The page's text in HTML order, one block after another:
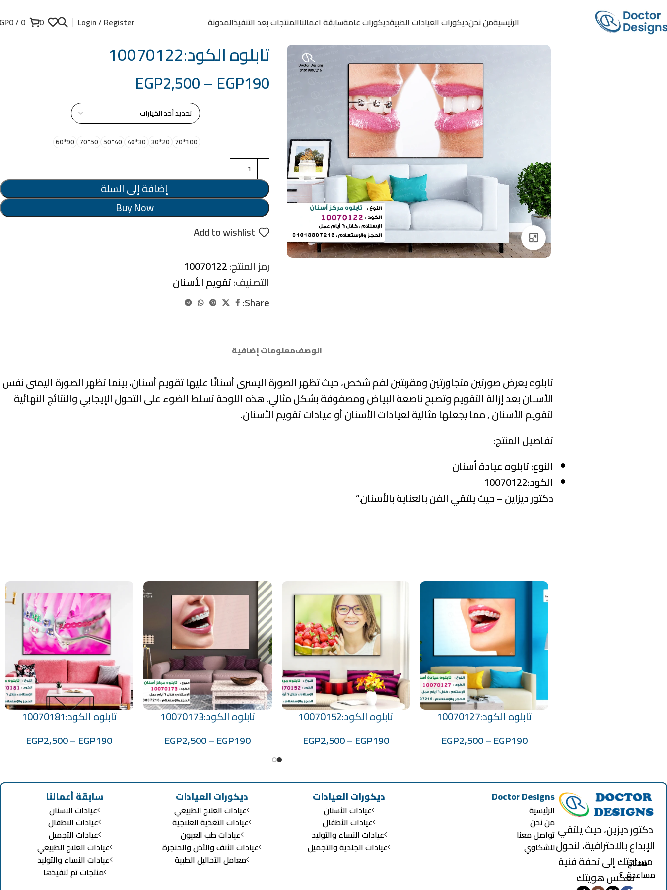
الرئيسيةمن نحنديكورات العيادات الطبيةديكورات عامةسابقة اعمالناالمنتجات بعد التنفيذالمدونة Login / Register
0
0
/
0
Click to enlarge
تابلوه الكود:10070122
EGP190
–
EGP2,500
100*70
20*30
30*40
40*50
50*70
90*60
إضافة إلى السلة
Buy Now
Add to wishlist
رمز المنتج:10070122
التصنيف:تقويم الأسنان
Share:
الوصفمعلومات إضافية
تابلوه يعرض صورتين متجاورتين ومقربتين لفم شخص، حيث تظهر الصورة اليسرى أسنانًا عليها تقويم أسنان، بينما تظهر الصورة اليمنى نفس
الأسنان بعد إزالة التقويم وتصبح ناصعة البياض ومصفوفة بشكل مثالي. هذه اللوحة تسلط الضوء على التحول الإيجابي والنتائج النهائية
لتقويم الأسنان , مما يجعلها مثالية لعيادات الأسنان أو عيادات تقويم الأسنان.
تفاصيل المنتج:
النوع:تابلوه عيادة أسنان
الكود:10070122
دكتور ديزاين – حيث يلتقي الفن بالعناية بالأسنان.“
تحديد أحد الخيارات
تابلوه الكود:10070127
EGP190
–
EGP2,500
تحديد أحد الخيارات
تابلوه الكود:10070152
EGP190
–
EGP2,500
تحديد أحد الخيارات
تابلوه الكود:10070173
EGP190
–
EGP2,500
تحديد أحد الخيارات
تابلوه الكود:10070181
EGP190
–
EGP2,500
دكتور ديزين، حيث يلتقي
الإبداع بالاحترافية، لنحول
مساحتك إلى تحفة فنية
تعكس هويتك
Doctor Designs
الرئيسية
من نحن
تواصل معنا
للشكاوي
ديكورات العيادات
عيادات الأسنان
عيادات الأطفال
عيادات النساء والتوليد
عيادات الجلدية والتجميل
ديكورات العيادات
عيادات العلاج الطبيعي
عيادات التغذية العلاجية
عيادات طب العيون
عيادات الأنف والأذن والحنجرة
معامل التحاليل الطبية
سابقة أعمالنا
عيادات الاسنان
عيادات الاطفال
عيادات التجميل
عيادات العلاج الطبيعي
عيادات النساء والتوليد
منتجات تم تنفيذها
محتاج
مساعدة..؟